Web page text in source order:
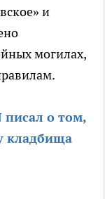
и
могилах,
писал о том,
кладбища